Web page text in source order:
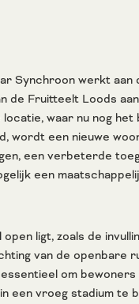
Synchroon werkt aan
de Fruitteelt Loods
waar nu nog het
wordt een nieuwe
een verbeterde
een
ligt, zoals de
van de openbare
om bewoners
een vroeg stadium te